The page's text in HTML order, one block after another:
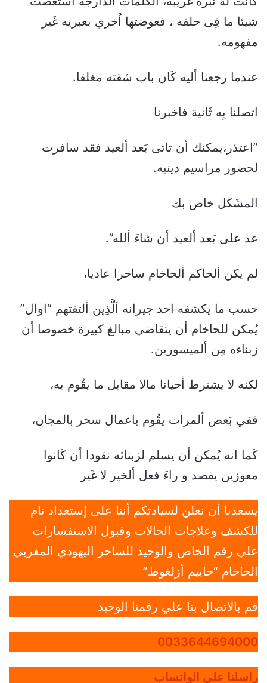
شيئا ما فِى حلقه ، فعوضتها اُخري بعبريه غَير
مفهومه.
عندما رجعنا أليه كَان باب شقته مغلقا.
اتصلنا بِه ثَانية فاخبرنا
”اعتذر،يمكنك أن تاتى بَعد ألعيد فقد سافرت
لحضور مراسيم دينيه.
المشَكل خاص بك
عد على بَعد ألعيد أن شاءَ ألله”.
لم يكن ألحاكم ألحاخام ساحرا عاديا،
حسب ما يكشفه احد جيرانه ألَّذِين ألتقتهم “اوال”
يُمكن للحاخام أن يتقاضي مبالغ كبيرة خصوصا أن
زبناءه مِن ألميسورين.
لكنه لا يشترط أحيانا مالا مقابل ما يقُوم به،
ففي بَعض ألمرات يقُوم باعمال سحر بالمجان،
كَما انه يُمكن أن يسلم لزبنائه نقودا أن كَانوا
معوزين يقصد و راءَ فعل ألخير لا غَير
يسعدنا أن نعلن لسيادتكم أننا على إستعداد تام
للكشف وعلاجات الحالات وقبول الاستفسارات
علي رقم الخاص والوحيد للساحر اليهودي المغربي
الحاخام “حاييم أزلغوط”
قم بالاتصال بنا علي رقمنا الوحيد
0033644694000
راسلنا علي الواتساب